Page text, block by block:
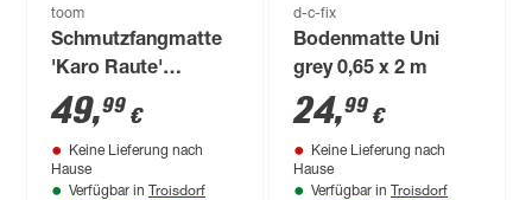
toom
Schmutzfangmatte
'Karo Raute'
anthrazit 67 x 170
cm
49,99 €
Keine Lieferung nach
Hause
Verfügbar in Troisdorf
d-c-fix
Bodenmatte Uni
grey 0,65 x 2 m
24,99 €
Keine Lieferung nach
Hause
Verfügbar in Troisdorf